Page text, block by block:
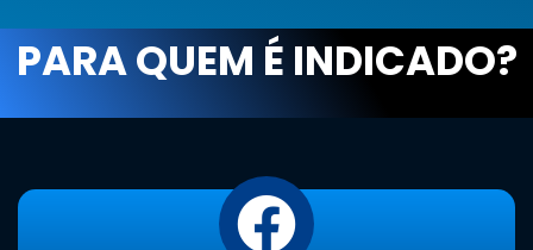
PARA QUEM É INDICADO?​